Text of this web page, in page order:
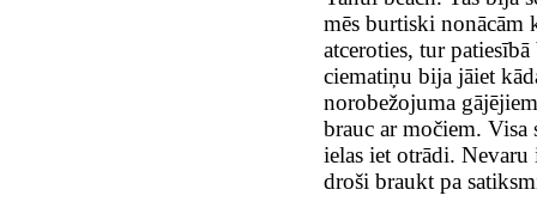
mēs burtiski nonācām
atceroties, tur
ciematiņu bija jāiet
norobežojuma
brauc ar močiem. Visa
ielas iet otrādi. Nevaru
droši braukt pa